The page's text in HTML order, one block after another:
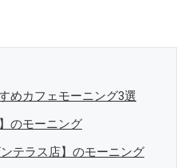
めカフェモーニング3選
のモーニング
ンテラス店】のモーニング